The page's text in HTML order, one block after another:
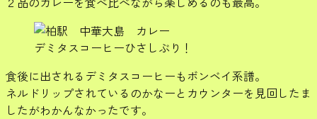
デミタスコーヒーひさしぶり！
食後に出されるデミタスコーヒーもボンベイ系譜。
ネルドリップされているのかなーとカウンターを見回したま
したがわかんなかったです。